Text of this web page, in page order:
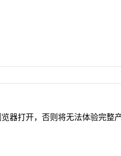
览器打开，否则将无法体验完整